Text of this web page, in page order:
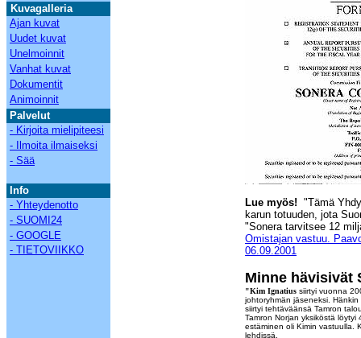
Kuvagalleria
Ajan kuvat
Uudet kuvat
Unelmoinnit
Vanhat kuvat
Dokumentit
Animoinnit
Palvelut
- Kirjoita mielipiteesi
- Ilmoita ilmaiseksi
- Sää
Info
- Yhteydenotto
- SUOMI24
- GOOGLE
- TIETOVIIKKO
Lue myös! "Tämä
karun totuuden, jota
"Sonera tarvitsee 12
Omistajan vastuu.
06.09.2001
Minne hävisivät
"Kim Ignatius siirtyi vuonna
johtoryhmän jäseneksi.
siirtyi tehtäväänsä Tamron
Tamron Norjan yksiköstä
estäminen oli Kimin vastuulla.
lehdissä.